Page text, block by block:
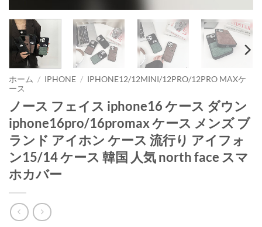
ホーム / IPHONE / IPHONE12/12MINI/12PRO/12PRO MAXケ
ース
ノース フェイス iphone16 ケース ダウン
iphone16pro/16promax ケース メンズ ブ
ランド アイホン ケース 流行り アイフォ
ン15/14 ケース 韓国 人気 north face スマ
ホカバー